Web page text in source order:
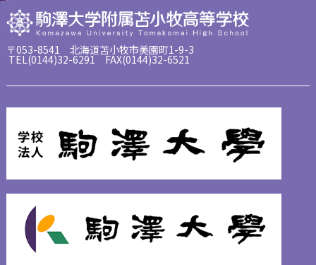
〒053-8541 北海道苫小牧市美園町1-9-3
TEL(0144)32-6291 FAX(0144)32-6521